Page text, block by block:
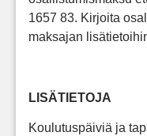
1657 83. Kirjoita
maksajan
LISÄTIETOJA
Koulutuspäiviä ja